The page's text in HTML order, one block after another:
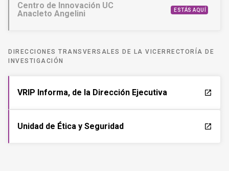
Centro de Innovación UC
Anacleto Angelini
ESTÁS AQUÍ
DIRECCIONES TRANSVERSALES DE LA VICERRECTORÍA DE
INVESTIGACIÓN
VRIP Informa, de la Dirección Ejecutiva launch
Unidad de Ética y Seguridad launch